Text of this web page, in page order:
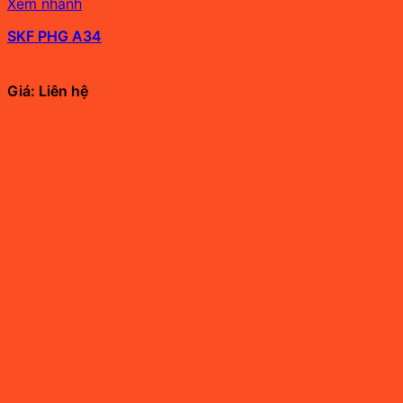
Xem nhanh
SKF PHG A34
Giá: Liên hệ